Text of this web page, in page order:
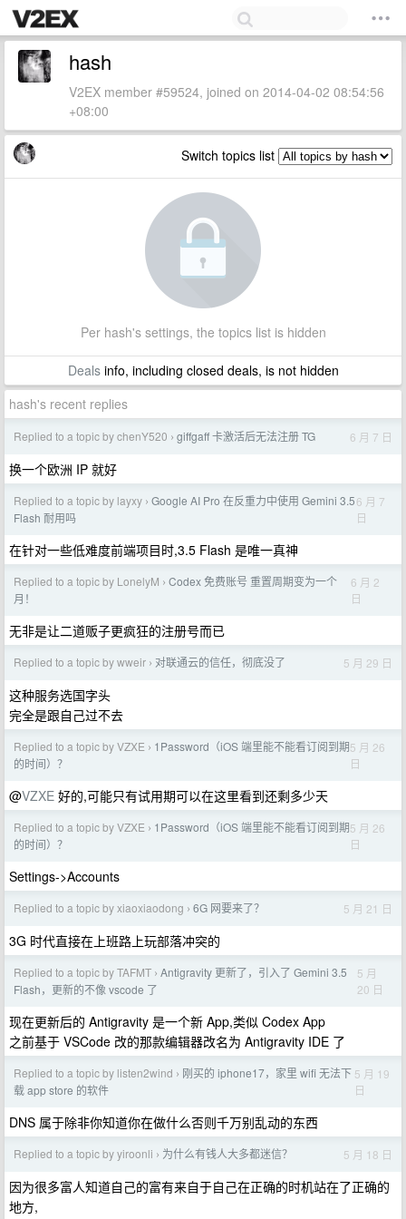
hash
V2EX member #59524, joined on 2014-04-02 08:54:56
+08:00
Switch topics list
Per hash's settings, the topics list is hidden
Dealsinfo, including closed deals, is not hidden
hash's recent replies
Replied to a topic by chenY520 › giffgaff 卡激活后无法注册 TG 6 月 7 日
换一个欧洲 IP 就好
Replied to a topic by layxy › Google AI Pro 在反重力中使用 Gemini 3.5
Flash 耐用吗
6 月 7
日
在针对一些低难度前端项目时,3.5 Flash 是唯一真神
Replied to a topic by LonelyM › Codex 免费账号 重置周期变为一个
月！
6 月 2
日
无非是让二道贩子更疯狂的注册号而已
Replied to a topic by wweir › 对联通云的信任，彻底没了 5 月 29 日
这种服务选国字头
完全是跟自己过不去
Replied to a topic by VZXE › 1Password（iOS 端里能不能看订阅到期
的时间）？
5 月 26
日
@VZXE 好的,可能只有试用期可以在这里看到还剩多少天
Replied to a topic by VZXE › 1Password（iOS 端里能不能看订阅到期
的时间）？
5 月 26
日
Settings->Accounts
Replied to a topic by xiaoxiaodong › 6G 网要来了？ 5 月 21 日
3G 时代直接在上班路上玩部落冲突的
Replied to a topic by TAFMT › Antigravity 更新了，引入了 Gemini 3.5
Flash，更新的不像 vscode 了
5 月
20 日
现在更新后的 Antigravity 是一个新 App,类似 Codex App
之前基于 VSCode 改的那款编辑器改名为 Antigravity IDE 了
Replied to a topic by listen2wind › 刚买的 iphone17，家里 wifi 无法下
载 app store 的软件
5 月 19
日
DNS 属于除非你知道你在做什么否则千万别乱动的东西
Replied to a topic by yiroonli › 为什么有钱人大多都迷信？ 5 月 18 日
因为很多富人知道自己的富有来自于自己在正确的时机站在了正确的
地方,